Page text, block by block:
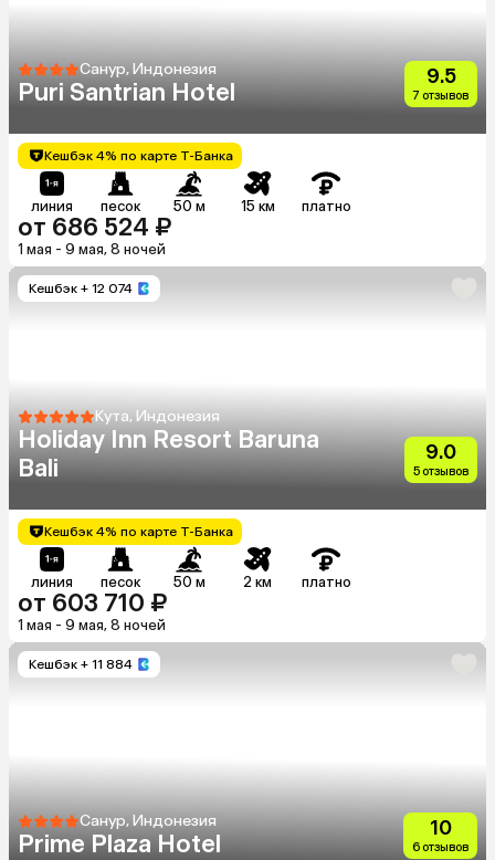
Санур, Индонезия
Puri Santrian Hotel
9.5
7 отзывов
Кешбэк 4% по карте Т-Банка
линия песок 50 м 15 км платно
от 686 524 ₽
1 мая - 9 мая, 8 ночей
Кешбэк + 12 074
Кута, Индонезия
Holiday Inn Resort Baruna
Bali
9.0
5 отзывов
Кешбэк 4% по карте Т-Банка
линия песок 50 м 2 км платно
от 603 710 ₽
1 мая - 9 мая, 8 ночей
Кешбэк + 11 884
Санур, Индонезия
Prime Plaza Hotel
10
6 отзывов